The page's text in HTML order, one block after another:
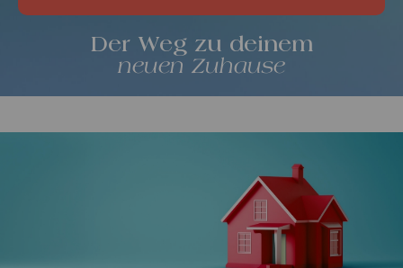
Der Weg zu deinem
neuen Zuhause